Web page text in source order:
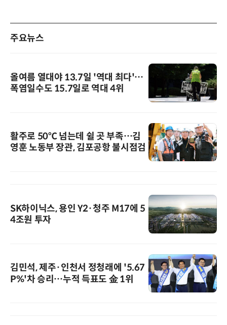
주요뉴스
올여름 열대야 13.7일 '역대 최다'…
폭염일수도 15.7일로 역대 4위
활주로 50℃ 넘는데 쉴 곳 부족…김
영훈 노동부 장관, 김포공항 불시점검
SK하이닉스, 용인 Y2·청주 M17에 5
4조원 투자
김민석, 제주·인천서 정청래에 '5.67
P%'차 승리…누적 득표도 金 1위